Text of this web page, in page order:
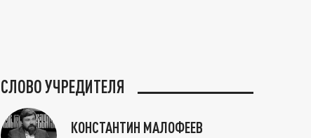
СЛОВО УЧРЕДИТЕЛЯ
КОНСТАНТИН МАЛОФЕЕВ